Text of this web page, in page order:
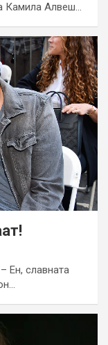
Камила Алвеш…
Ен, славната